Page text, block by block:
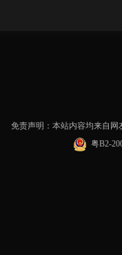
免责声明：本站内容均来自网
粤B2-